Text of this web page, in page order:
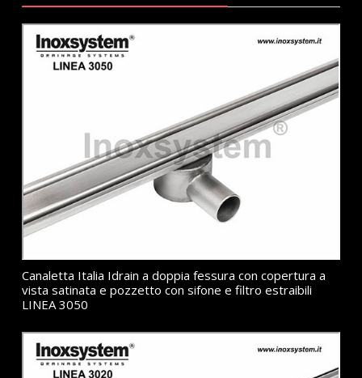
Canaletta Italia Idrain a doppia fessura con copertura a
vista satinata e pozzetto con sifone e filtro estraibili
LINEA 3050